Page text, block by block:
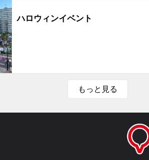
ハロウィンイベント
もっと見る